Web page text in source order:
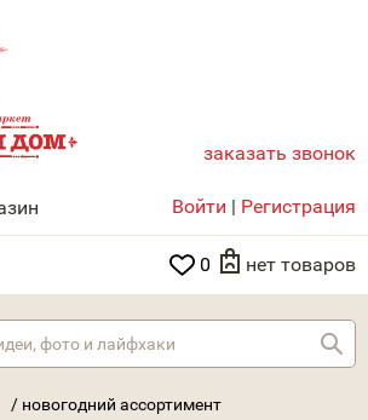
заказать звонок
Войти | Регистрация
0 нет товаров
/ новогодний ассортимент